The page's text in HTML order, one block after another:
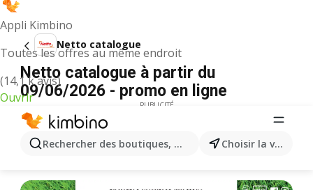
Appli Kimbino
Toutes les offres au même endroit
(14,1 k avis)
Ouvrir
Rechercher des boutiques, des catégories, des Choisir la ville
Netto catalogue
Netto catalogue à partir du
09/06/2026 - promo en ligne
PUBLICITÉ